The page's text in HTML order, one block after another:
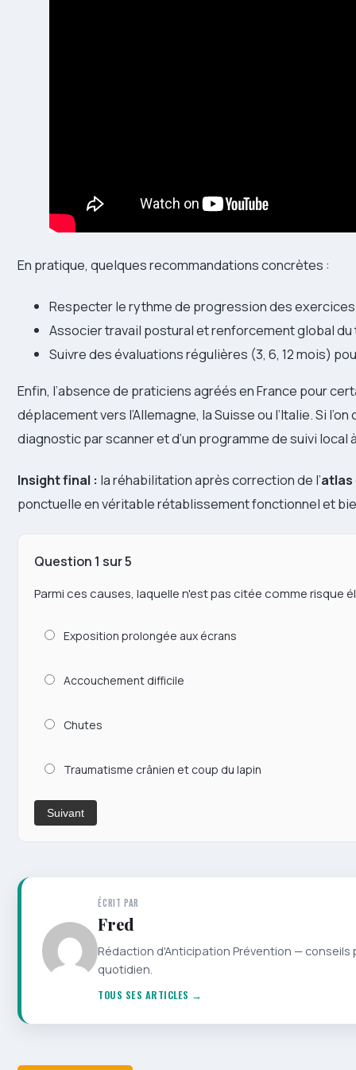
En pratique, quelques recommandations concrètes :
Respecter le rythme de progression des
Associer travail postural et renforcement global du
Suivre des évaluations régulières (3, 6, 12 mois)
Enfin, l’absence de praticiens agréés en France pour
déplacement vers l’Allemagne, la Suisse ou l’Italie. Si
diagnostic par scanner et d’un programme de suivi local
Insight final : la réhabilitation après correction de l’atlas
ponctuelle en véritable rétablissement fonctionnel et
Question 1 sur 5
Parmi ces causes, laquelle n'est pas citée comme risque
Exposition prolongée aux écrans
Accouchement difficile
Chutes
Traumatisme crânien et coup du lapin
Suivant
ÉCRIT PAR
Fred
Rédaction d'Anticipation Prévention —
quotidien.
TOUS SES ARTICLES →